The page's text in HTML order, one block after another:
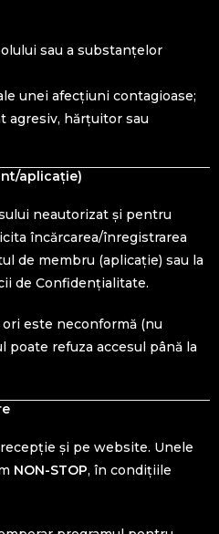
sau a substanțelor
unei afecțiuni contagioase;
agresiv, hărțuitor sau
aplicație)
neautorizat și pentru
încărcarea/înregistrarea
de membru (aplicație) sau la
de Confidențialitate.
este neconformă (nu
poate refuza accesul până la
și pe website. Unele
NON-STOP, în condițiile